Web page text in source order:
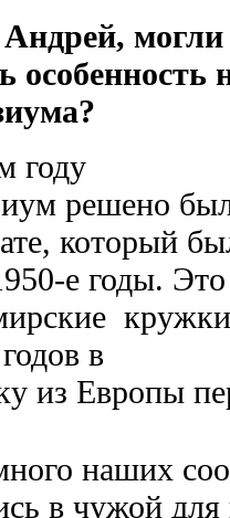
году
решено
который
е годы.
в
из Европы
наших
в чужой